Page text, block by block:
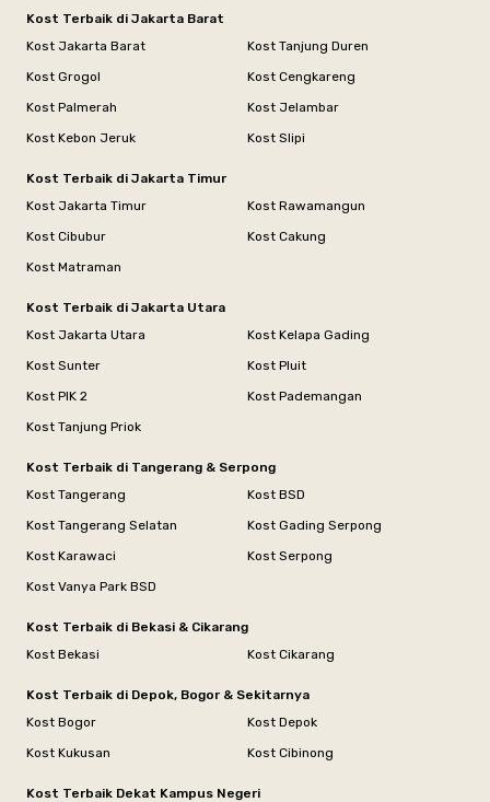
Kost Terbaik di Jakarta Barat
Kost Jakarta Barat
Kost Tanjung Duren
Kost Grogol
Kost Cengkareng
Kost Palmerah
Kost Jelambar
Kost Kebon Jeruk
Kost Slipi
Kost Terbaik di Jakarta Timur
Kost Jakarta Timur
Kost Rawamangun
Kost Cibubur
Kost Cakung
Kost Matraman
Kost Terbaik di Jakarta Utara
Kost Jakarta Utara
Kost Kelapa Gading
Kost Sunter
Kost Pluit
Kost PIK 2
Kost Pademangan
Kost Tanjung Priok
Kost Terbaik di Tangerang & Serpong
Kost Tangerang
Kost BSD
Kost Tangerang Selatan
Kost Gading Serpong
Kost Karawaci
Kost Serpong
Kost Vanya Park BSD
Kost Terbaik di Bekasi & Cikarang
Kost Bekasi
Kost Cikarang
Kost Terbaik di Depok, Bogor & Sekitarnya
Kost Bogor
Kost Depok
Kost Kukusan
Kost Cibinong
Kost Terbaik Dekat Kampus Negeri